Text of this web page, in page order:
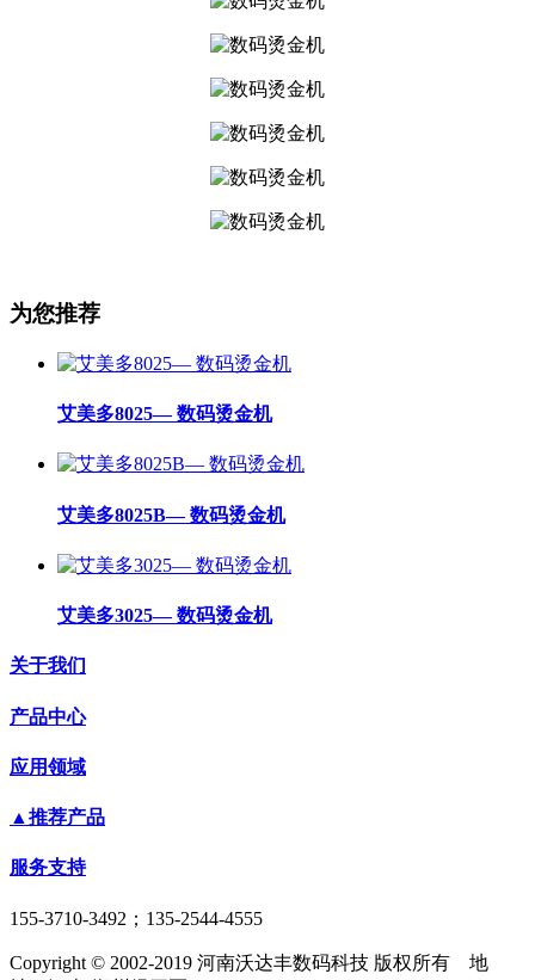
为您推荐
艾美多8025— 数码烫金机
艾美多8025B— 数码烫金机
艾美多3025— 数码烫金机
关于我们
产品中心
应用领域
▲推荐产品
服务支持
155-3710-3492；135-2544-4555
Copyright © 2002-2019 河南沃达丰数码科技 版权所有 地